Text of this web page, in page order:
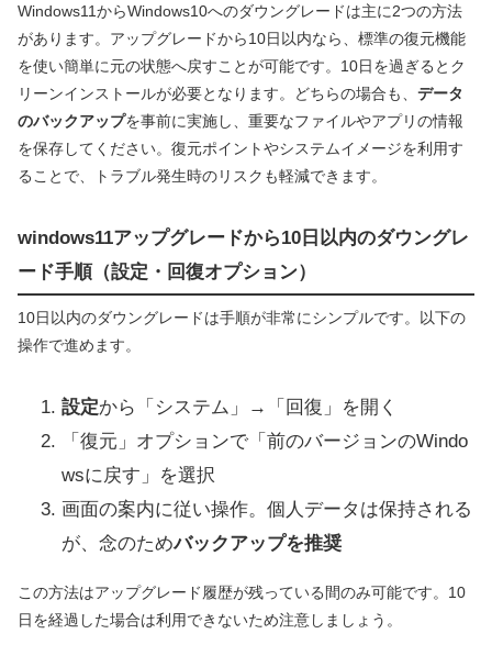
Windows11からWindows10へのダウングレードは主に2つの方法
があります。アップグレードから10日以内なら、標準の復元機能
を使い簡単に元の状態へ戻すことが可能です。10日を過ぎるとク
リーンインストールが必要となります。どちらの場合も、 データ
のバックアップを事前に実施し、重要なファイルやアプリの情報
を保存してください。復元ポイントやシステムイメージを利用す
ることで、トラブル発生時のリスクも軽減できます。
windows11アップグレードから10日以内のダウングレ
ード手順（設定・回復オプション）
10日以内のダウングレードは手順が非常にシンプルです。以下の
操作で進めます。
設定から「システム」→「回復」を開く
「復元」オプションで「前のバージョンのWindo
wsに戻す」を選択
画面の案内に従い操作。個人データは保持される
が、念のためバックアップを推奨
この方法はアップグレード履歴が残っている間のみ可能です。10
日を経過した場合は利用できないため注意しましょう。